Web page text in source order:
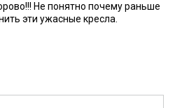
Не понятно почему раньше
эти ужасные кресла.